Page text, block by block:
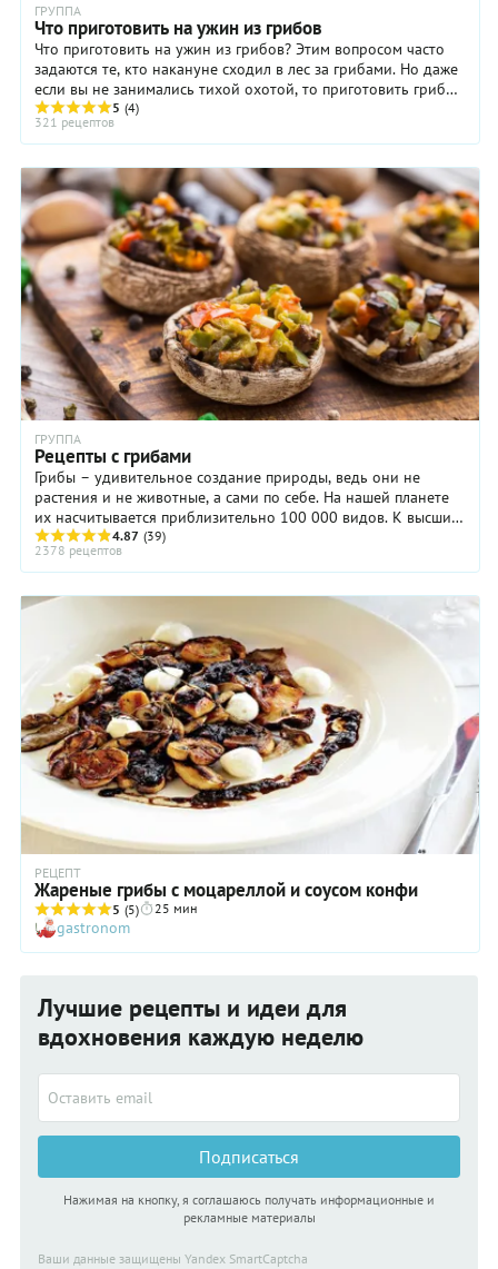
ГРУППА
Что приготовить на ужин из грибов
Что приготовить на ужин из грибов? Этим вопросом часто
задаются те, кто накануне сходил в лес за грибами. Но даже
если вы не занимались тихой охотой, то приготовить грибы
на ужин тоже можете, выбрав ...
5 (4)
321 рецептов
ГРУППА
Рецепты с грибами
Грибы – удивительное создание природы, ведь они не
растения и не животные, а сами по себе. На нашей планете
их насчитывается приблизительно 100 000 видов. К высшим
грибам, которые собирают ...
4.87 (39)
2378 рецептов
РЕЦЕПТ
Жареные грибы с моцареллой и соусом конфи
5 (5) 25 мин
gastronom
Лучшие рецепты и идеи для
вдохновения каждую неделю
Подписаться
Нажимая на кнопку, я соглашаюсь получать информационные и
рекламные материалы
Ваши данные защищены Yandex SmartCaptcha